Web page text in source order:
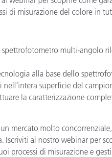
di misurazione del colore in
multi-angolo
alla base dello
nell’intera superficie del
la caratterizzazione
mercato molto
Iscriviti al nostro webinar per
processi di misurazione e